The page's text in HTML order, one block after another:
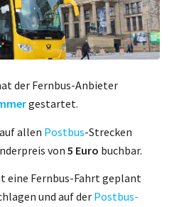
der Fernbus-Anbieter
gestartet.
allen Postbus-Strecken
von 5 Euro buchbar.
eine Fernbus-Fahrt geplant
und auf der Postbus-